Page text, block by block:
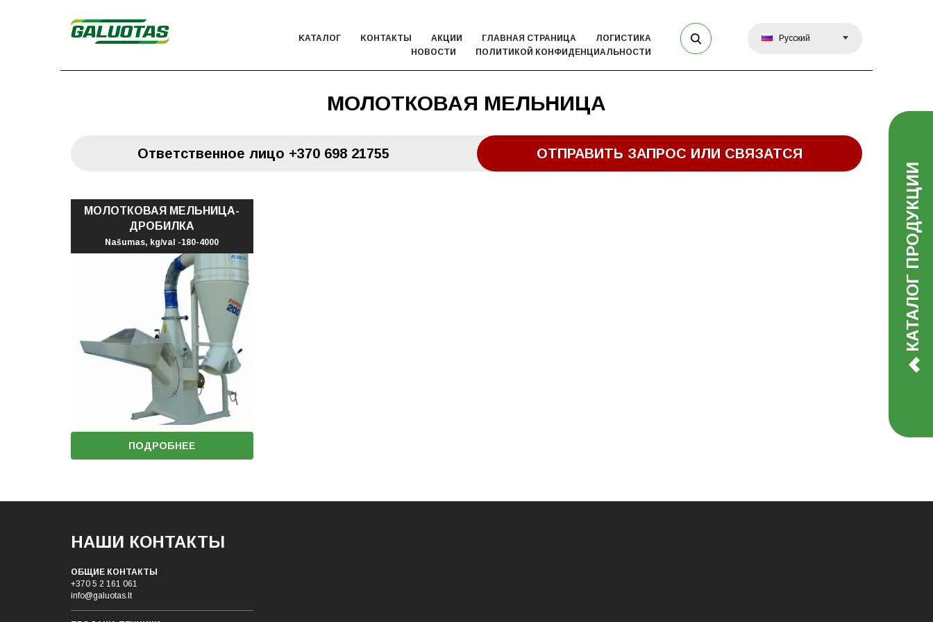
KАТАЛОГ KОНТАКТЫ АКЦИИ ГЛАВНАЯ СТРАНИЦА
ЛОГИСТИКА
НОВОСТИ
ПОЛИТИКОЙ КОНФИДЕНЦИАЛЬНОСТИ
Русский
КАТАЛОГ ПРОДУКЦИИ
МОЛОТКОВАЯ МЕЛЬНИЦА
Oтветственное лицо +370 698 21755 ОТПРАВИТЬ ЗАПРОС ИЛИ СВЯЗАТСЯ
МОЛОТКОВАЯ МЕЛЬНИЦА-
ДРОБИЛКА
Našumas, kg/val -180-4000
ПОДРОБНЕЕ
НАШИ КОНТАКТЫ
ОБЩИЕ КОНТАКТЫ
+370 5 2 161 061
info@galuotas.lt